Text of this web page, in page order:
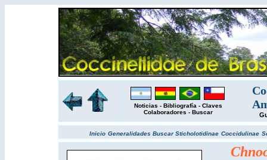
Noticias - Bibliografía - Claves
Colaboradores - Buscar
Inicio Generalidades BuscarSticholotidinae Coccidulinae